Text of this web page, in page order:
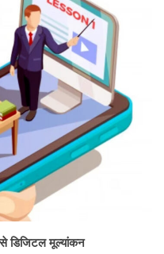
डिजिटल मूल्यांकन